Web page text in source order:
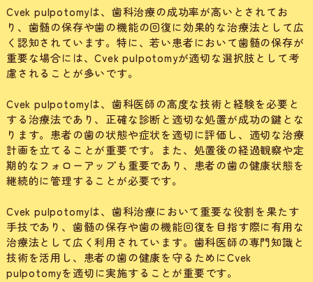
Cvek pulpotomyは、歯科治療の成功率が高いとされてお
り、歯髄の保存や歯の機能の回復に効果的な治療法として広
く認知されています。特に、若い患者において歯髄の保存が
重要な場合には、Cvek pulpotomyが適切な選択肢として考
慮されることが多いです。
Cvek pulpotomyは、歯科医師の高度な技術と経験を必要と
する治療法であり、正確な診断と適切な処置が成功の鍵とな
ります。患者の歯の状態や症状を適切に評価し、適切な治療
計画を立てることが重要です。また、処置後の経過観察や定
期的なフォローアップも重要であり、患者の歯の健康状態を
継続的に管理することが必要です。
Cvek pulpotomyは、歯科治療において重要な役割を果たす
手技であり、歯髄の保存や歯の機能回復を目指す際に有用な
治療法として広く利用されています。歯科医師の専門知識と
技術を活用し、患者の歯の健康を守るためにCvek
pulpotomyを適切に実施することが重要です。